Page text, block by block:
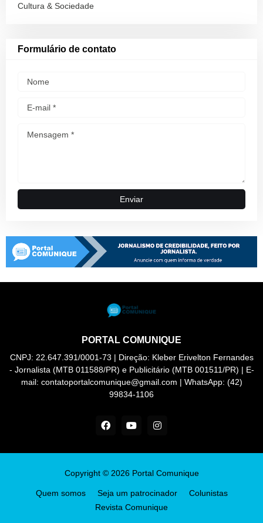
Cultura & Sociedade
Formulário de contato
PORTAL COMUNIQUE
CNPJ: 22.647.391/0001-73 | Direção: Kleber Erivelton Fernandes
- Jornalista (MTB 011588/PR) e Publicitário (MTB 001511/PR) | E-
mail: contatoportalcomunique@gmail.com | WhatsApp: (42)
99834-1106
Copyright © 2026 Portal Comunique
Quem somos Seja um patrocinador
Colunistas
Revista Comunique